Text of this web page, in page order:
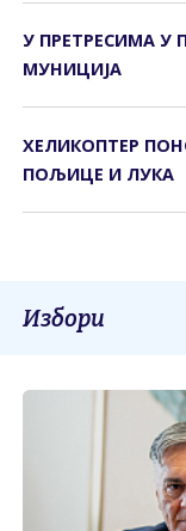
У ПРЕТРЕСИМА У
МУНИЦИЈА
ХЕЛИКОПТЕР
ПОЉИЦЕ И ЛУКА
Избори